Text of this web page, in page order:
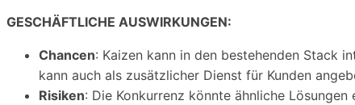
GESCHÄFTLICHE AUSWIRKUNGEN:
Chancen: Kaizen kann in den bestehenden Stack
kann auch als zusätzlicher Dienst für Kunden
Risiken: Die Konkurrenz könnte ähnliche